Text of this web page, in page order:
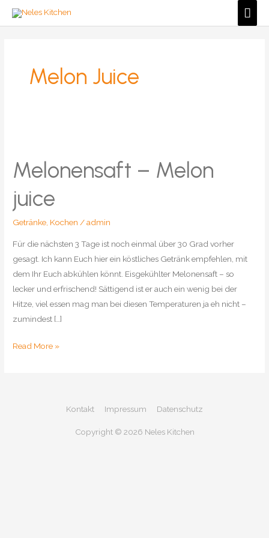
Zum
Melon Juice
Melonensaft – Melon
juice
Getränke, Kochen /admin
Für die nächsten 3 Tage ist noch einmal über 30 Grad vorher
gesagt. Ich kann Euch hier ein köstliches Getränk empfehlen, mit
dem Ihr Euch abkühlen könnt. Eisgekühlter Melonensaft – so
lecker und erfrischend! Sättigend ist er auch ein wenig bei der
Hitze, viel essen mag man bei diesen Temperaturen ja eh nicht –
zumindest […]
Melonensaft
Read More »
Kontakt Impressum Datenschutz
Copyright © 2026 Neles Kitchen